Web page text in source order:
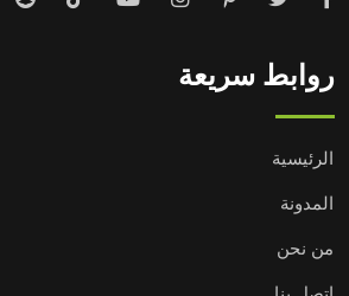
روابط سريعة
الرئيسية
المدونة
من نحن